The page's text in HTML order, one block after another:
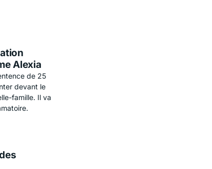
Alexia
de 25
devant le
famille. Il va